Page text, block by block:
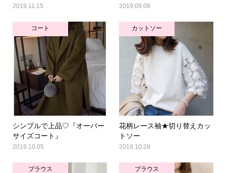
2019.11.15 2019.09.08
コート
シンプルで上品♡『オーバー
サイズコート』
2019.10.05
カットソー
花柄レース袖★切り替えカッ
トソー
2019.10.28
ブラウス ブラウス